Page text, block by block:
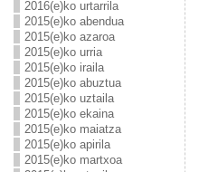
2016(e)ko urtarrila
2015(e)ko abendua
2015(e)ko azaroa
2015(e)ko urria
2015(e)ko iraila
2015(e)ko abuztua
2015(e)ko uztaila
2015(e)ko ekaina
2015(e)ko maiatza
2015(e)ko apirila
2015(e)ko martxoa